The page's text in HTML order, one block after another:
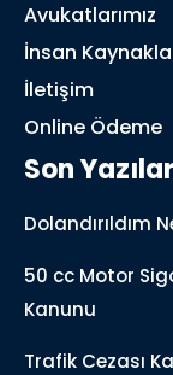
Avukatlarımız
İnsan
İletişim
Online Ödeme
Son Yazılar
Dolandırıldım
50 cc Motor
Kanunu
Trafik Cezası